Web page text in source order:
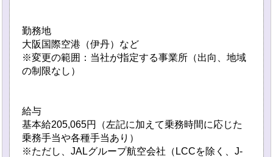
勤務地
大阪国際空港（伊丹）など
※変更の範囲：当社が指定する事業所（出向、地域
の制限なし）
給与
基本給205,065円（左記に加えて乗務時間に応じた
乗務手当や各種手当あり）
※ただし、JALグループ航空会社（LCCを除く、J-